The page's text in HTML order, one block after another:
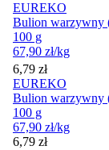
EUREKO
Bulion warzywny
100 g
67,90 zł/kg
Cena
6,79 zł
EUREKO
Bulion warzywny
100 g
67,90 zł/kg
Cena
6,79 zł